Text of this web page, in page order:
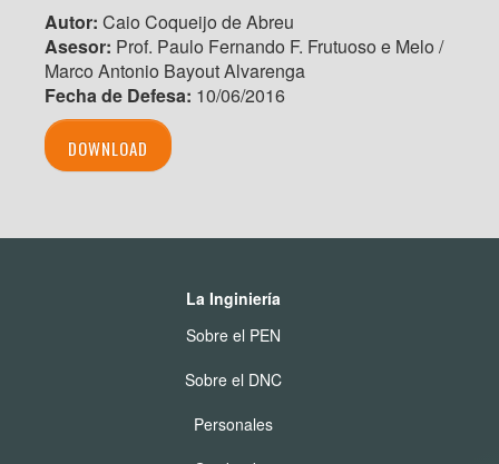
Autor: Caio Coqueijo de Abreu
Asesor: Prof. Paulo Fernando F. Frutuoso e Melo /
Marco Antonio Bayout Alvarenga
Fecha de Defesa: 10/06/2016
DOWNLOAD
La Inginiería
Sobre el PEN
Sobre el DNC
Personales